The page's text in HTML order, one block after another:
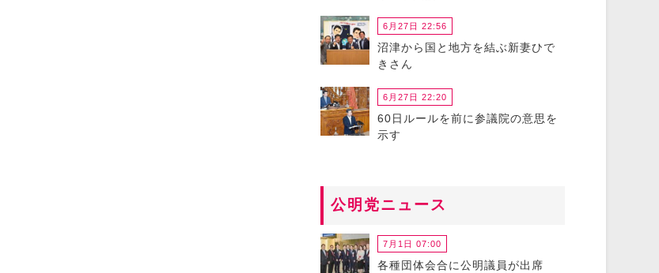
6月27日 22:56
沼津から国と地方を結ぶ新妻ひで
きさん
6月27日 22:20
60日ルールを前に参議院の意思を
示す
公明党ニュース
7月1日 07:00
各種団体会合に公明議員が出席